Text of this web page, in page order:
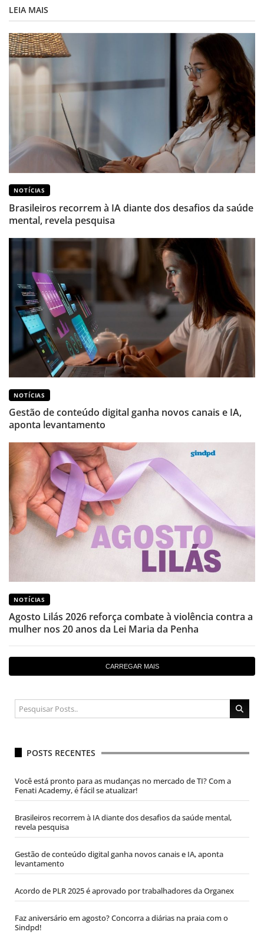
LEIA MAIS
NOTÍCIAS
Brasileiros recorrem à IA diante dos desafios da saúde
mental, revela pesquisa
NOTÍCIAS
Gestão de conteúdo digital ganha novos canais e IA,
aponta levantamento
NOTÍCIAS
Agosto Lilás 2026 reforça combate à violência contra a
mulher nos 20 anos da Lei Maria da Penha
CARREGAR MAIS
POSTS RECENTES
Você está pronto para as mudanças no mercado de TI? Com a
Fenati Academy, é fácil se atualizar!
Brasileiros recorrem à IA diante dos desafios da saúde mental,
revela pesquisa
Gestão de conteúdo digital ganha novos canais e IA, aponta
levantamento
Acordo de PLR 2025 é aprovado por trabalhadores da Organex
Faz aniversário em agosto? Concorra a diárias na praia com o
Sindpd!